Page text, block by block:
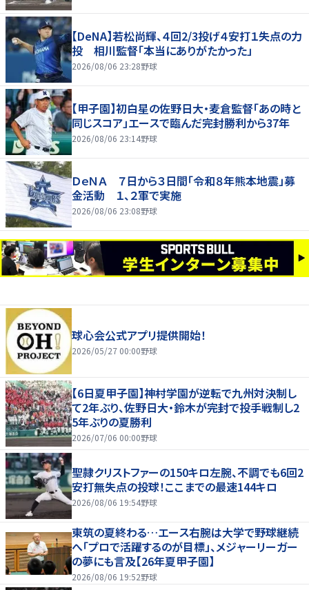
【DeNA】若松尚輝、４回2/3投げ４安打１失点の力
投 相川監督「本当にありがたかった」
2026/08/06 23:28野球
【甲子園】初白星の佐野日大・麦倉監督「あの時と
同じスコア」エースで臨んだ完封勝利から37年
2026/08/06 23:14野球
ＤｅＮＡ ７日から３日間「令和８年熊本地震」募
金活動 １、２軍で実施
2026/08/06 23:08野球
球心会公式アプリ提供開始！
2026/05/27 00:00野球
【6日夏甲子園】神村学園が逆転で九州対決制し
て2年ぶり、佐野日大・鈴木が完封で投手戦制し2
5年ぶりの夏勝利
2026/07/06 00:00野球
聖隷クリストファーの150キロ左腕、不調でも6回2
安打無失点の投球！ここまでの最速144キロ
2026/08/06 19:54野球
東筑の夏終わる…エース右腕は大学で野球継続
へ「プロで活躍するのが目標」、メジャーリーガー
の夢にも言及【26年夏甲子園】
2026/08/06 19:52野球